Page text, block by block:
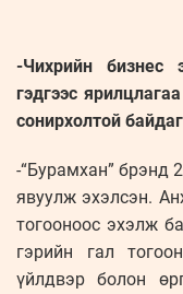
-Чихрийн бизнес
гэдгээс
сонирхолтой
-“Бурамхан” брэнд
явуулж эхэлсэн.
тогооноос эхэлж
гэрийн гал
үйлдвэр болон